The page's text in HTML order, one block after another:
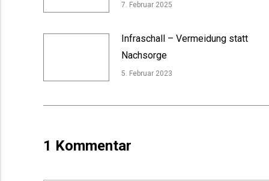
7. Februar 2025
Infraschall – Vermeidung statt
Nachsorge
5. Februar 2023
1 Kommentar